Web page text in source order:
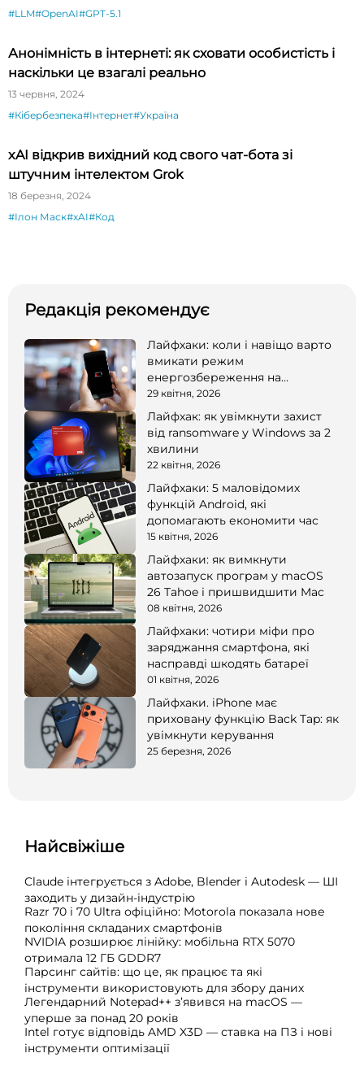
#LLM#OpenAI#GPT-5.1
Анонімність в інтернеті: як сховати особистість і
наскільки це взагалі реально
13 червня, 2024
#Кібербезпека#Інтернет#Україна
xAI відкрив вихідний код свого чат-бота зі
штучним інтелектом Grok
18 березня, 2024
#Ілон Маск#xAI#Код
Редакція рекомендує
Лайфхаки: коли і навіщо варто
вмикати режим
енергозбереження на
смартфоні
29 квітня, 2026
Лайфхак: як увімкнути захист
від ransomware у Windows за 2
хвилини
22 квітня, 2026
Лайфхаки: 5 маловідомих
функцій Android, які
допомагають економити час
15 квітня, 2026
Лайфхаки: як вимкнути
автозапуск програм у macOS
26 Tahoe і пришвидшити Mac
08 квітня, 2026
Лайфхаки: чотири міфи про
заряджання смартфона, які
насправді шкодять батареї
01 квітня, 2026
Лайфхаки. iPhone має
приховану функцію Back Tap: як
увімкнути керування
25 березня, 2026
Найсвіжіше
Claude інтегрується з Adobe, Blender і Autodesk — ШІ
заходить у дизайн-індустрію
Razr 70 і 70 Ultra офіційно: Motorola показала нове
покоління складаних смартфонів
NVIDIA розширює лінійку: мобільна RTX 5070
отримала 12 ГБ GDDR7
Парсинг сайтів: що це, як працює та які
інструменти використовують для збору даних
Легендарний Notepad++ з’явився на macOS —
уперше за понад 20 років
Intel готує відповідь AMD X3D — ставка на ПЗ і нові
інструменти оптимізації